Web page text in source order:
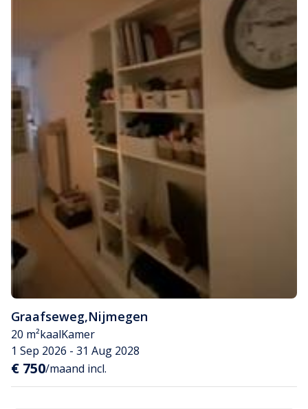
Graafseweg,Nijmegen
20 m²kaalKamer
1 Sep 2026 - 31 Aug 2028
€ 750/maand incl.